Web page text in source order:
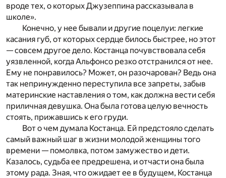
вроде тех, о которых Джузеппина рассказывала в
школе».
Конечно, у нее бывали и другие поцелуи: легкие
касания губ, от которых сердце билось быстрее, но этот
— совсем другое дело. Костанца почувствовала себя
уязвленной, когда Альфонсо резко отстранился от нее.
Ему не понравилось? Может, он разочарован? Ведь она
так непринужденно переступила все запреты, забыв
материнские наставления о том, как должна вести себя
приличная девушка. Она была готова целую вечность
стоять, прижавшись к его груди.
Вот о чем думала Костанца. Ей предстояло сделать
самый важный шаг в жизни молодой женщины того
времени — помолвка, потом замужество и дети.
Казалось, судьба ее предрешена, и отчасти она была
этому рада. Зная, что ожидает ее в будущем, Костанца